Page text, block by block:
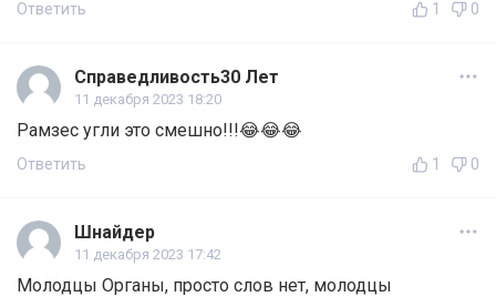
Ответить 1 0
Справедливость30 Лет
11 декабря 2023 18:20
Рамзес угли это смешно!!!😂😂😂
Ответить 1 0
Шнайдер
11 декабря 2023 17:42
Молодцы Органы, просто слов нет, молодцы